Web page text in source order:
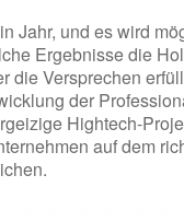
Jahr, und es wird
Ergebnisse die
die Versprechen
der
Hightech-
auf dem